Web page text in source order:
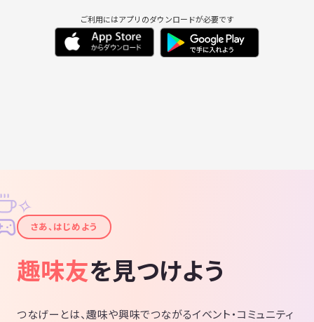
ご利用にはアプリのダウンロードが必要です
✦
✧
さあ、はじめよう
趣味友を見つけよう
つなげーとは、趣味や興味でつながるイベント・コミュニティ